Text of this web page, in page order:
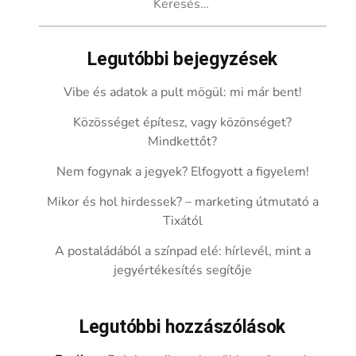
Legutóbbi bejegyzések
Vibe és adatok a pult mögül: mi már bent!
Közösséget építesz, vagy közönséget?
Mindkettőt?
Nem fogynak a jegyek? Elfogyott a figyelem!
Mikor és hol hirdessek? – marketing útmutató a
Tixától
A postaládából a színpad elé: hírlevél, mint a
jegyértékesítés segítője
Legutóbbi hozzászólások